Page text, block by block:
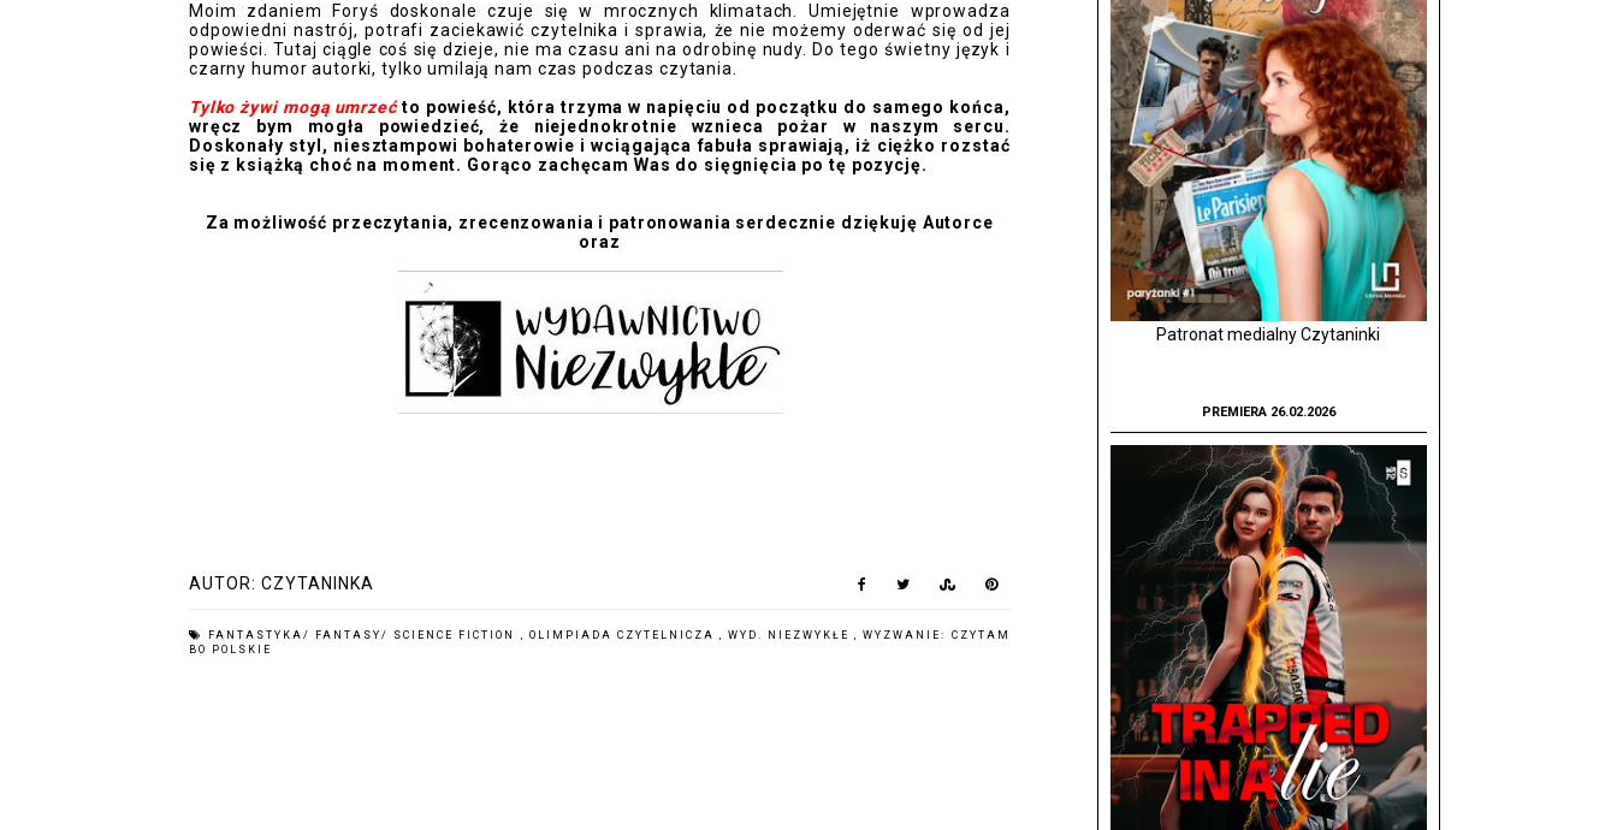
Moim zdaniem Foryś doskonale czuje się w mrocznych klimatach. Umiejętnie wprowadza
odpowiedni nastrój, potrafi zaciekawić czytelnika i sprawia, że nie możemy oderwać się od jej
powieści. Tutaj ciągle coś się dzieje, nie ma czasu ani na odrobinę nudy. Do tego świetny język i
czarny humor autorki, tylko umilają nam czas podczas czytania.
Tylko żywi mogą umrzećto powieść, która trzyma w napięciu od początku do samego końca,
wręcz bym mogła powiedzieć, że niejednokrotnie wznieca pożar w naszym sercu.
Doskonały styl, niesztampowi bohaterowie i wciągająca fabuła sprawiają, iż ciężko rozstać
się z książką choć na moment. Gorąco zachęcam Was do sięgnięcia po tę pozycję.
Za możliwość przeczytania, zrecenzowania i patronowania serdecznie dziękuję Autorce
oraz
AUTOR: CZYTANINKA
FANTASTYKA/ FANTASY/ SCIENCE FICTION , OLIMPIADA CZYTELNICZA ,WYD. NIEZWYKŁE,WYZWANIE: CZYTAM
BO POLSKIE
Patronat medialny Czytaninki
PREMIERA 26.02.2026